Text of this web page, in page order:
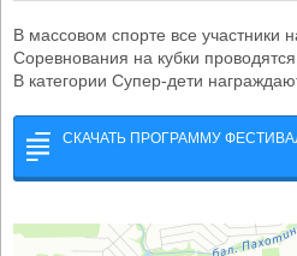
В массовом спорте все
Соревнования на кубки
В категории Супер-дети
СКАЧАТЬ ПРОГРАММУ